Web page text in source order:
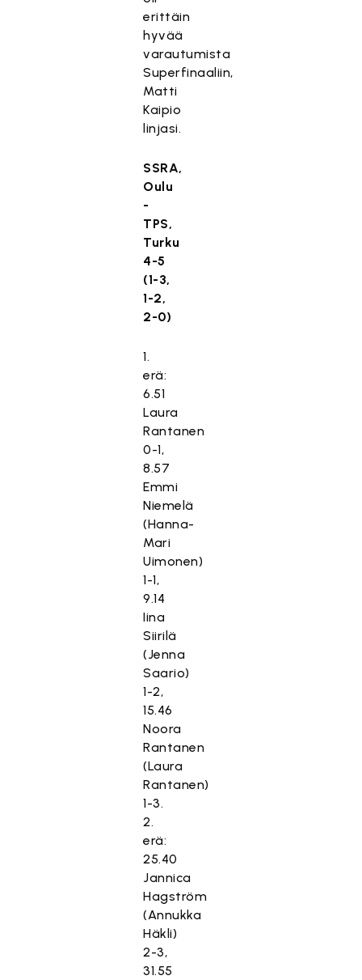
erittäin
hyvää
varautumista
Superfinaaliin,
Matti
Kaipio
linjasi.
SSRA,
Oulu
-
TPS,
Turku
4-5
(1-3,
1-2,
2-0)
1.
erä:
6.51
Laura
Rantanen
0-1,
8.57
Emmi
Niemelä
(Hanna-
Mari
Uimonen)
1-1,
9.14
Iina
Siirilä
(Jenna
Saario)
1-2,
15.46
Noora
Rantanen
(Laura
Rantanen)
1-3.
2.
erä:
25.40
Jannica
Hagström
(Annukka
Häkli)
2-3,
31.55